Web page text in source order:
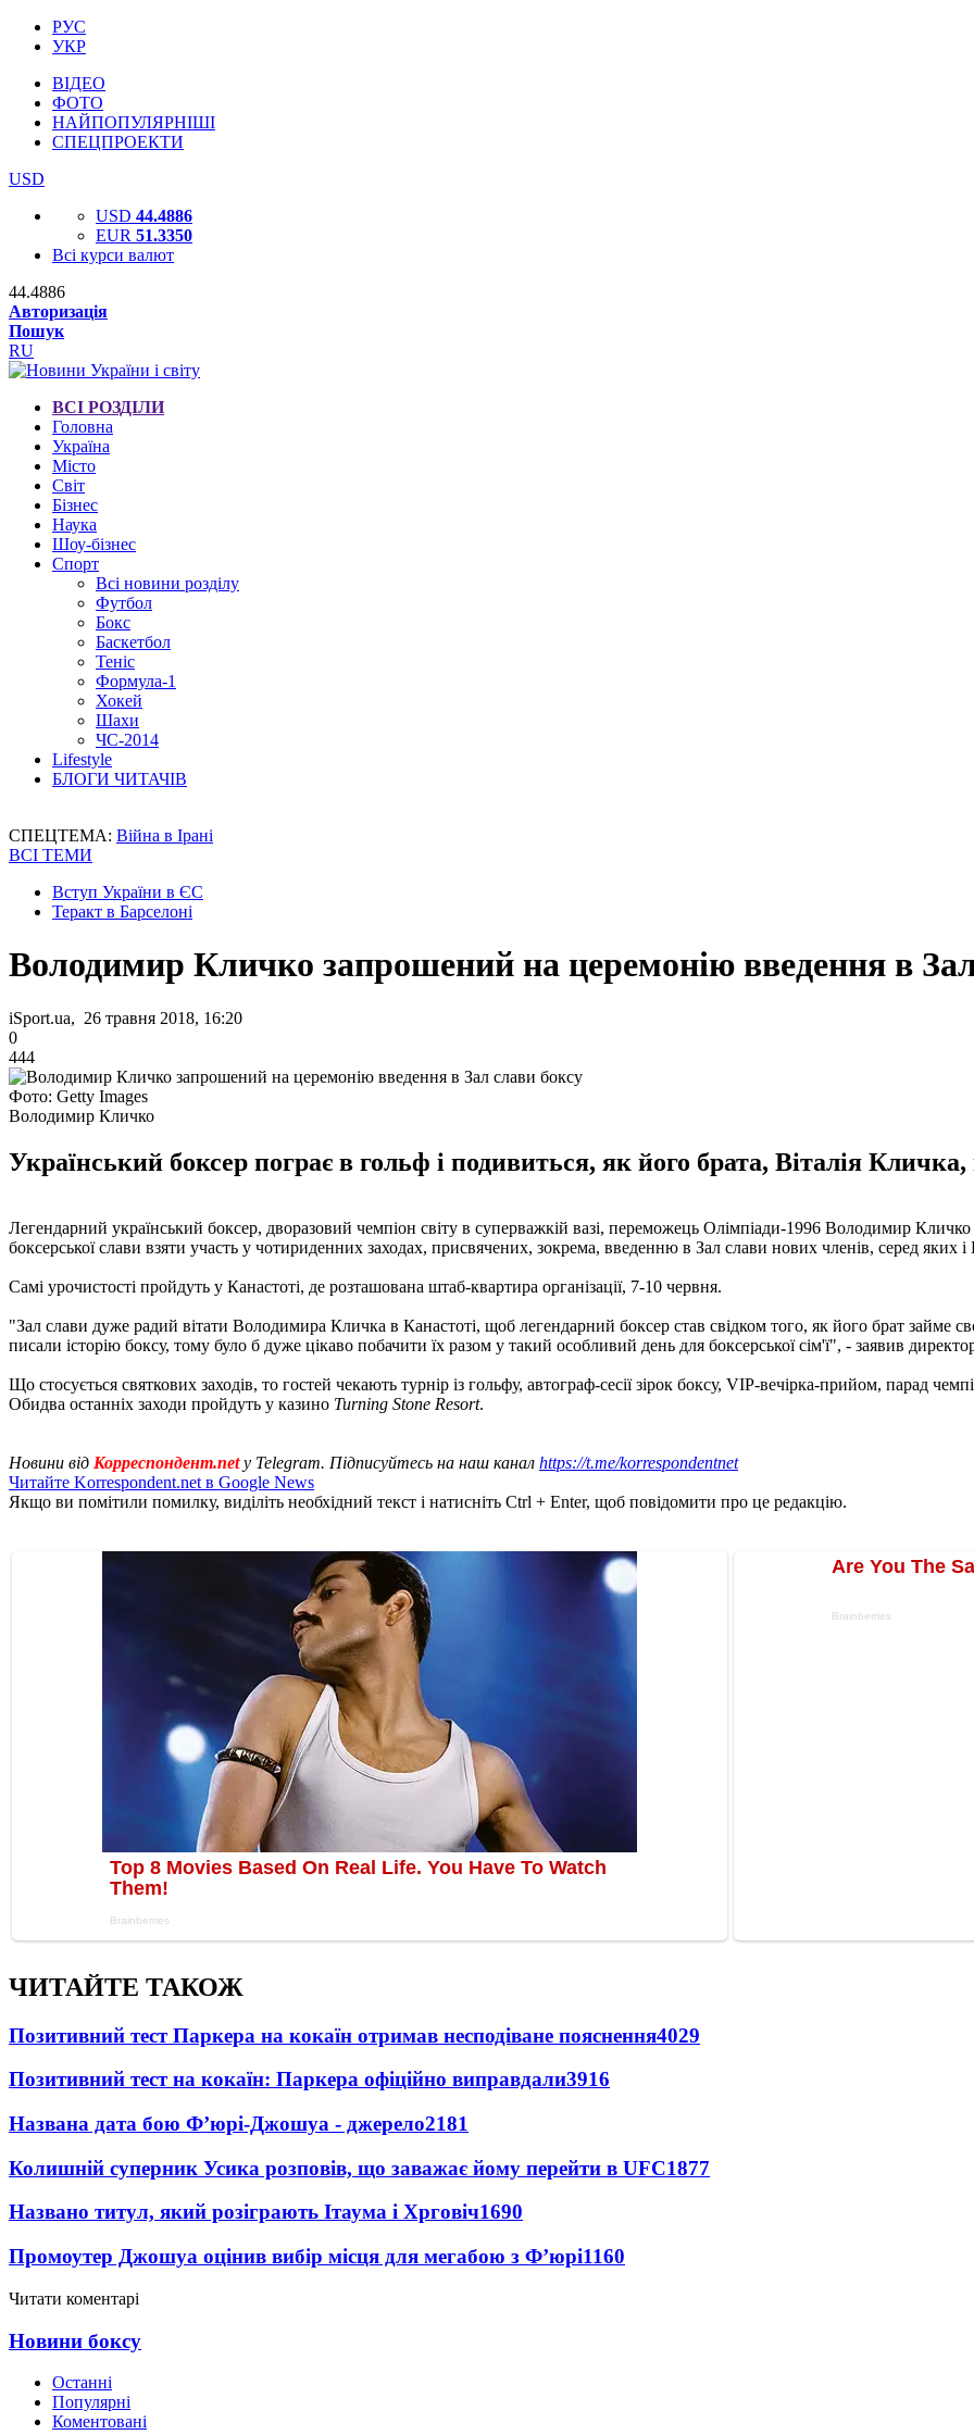
РУС
УКР
ВІДЕО
ФОТО
НАЙПОПУЛЯРНІШІ
СПЕЦПРОЕКТИ
USD
USD 44.4886
EUR 51.3350
Всі курси валют
44.4886
Авторизація
Пошук
RU
ВСІ РОЗДІЛИ
Головна
Україна
Місто
Світ
Бізнес
Наука
Шоу-бізнес
Спорт
Всі новини розділу
Футбол
Бокс
Баскетбол
Теніс
Формула-1
Хокей
Шахи
ЧС-2014
Lifestyle
БЛОГИ ЧИТАЧІВ
СПЕЦТЕМА: Війна в Ірані
ВСІ ТЕМИ
Вступ України в ЄС
Теракт в Барселоні
Володимир Кличко запрошений на церемонію введення в
iSport.ua, 26 травня 2018, 16:20
0
444
Фото: Getty Images
Володимир Кличко
Український боксер пограє в гольф і подивиться, як його брата, Віталія
Легендарний український боксер, дворазовий чемпіон світу в суперважкій вазі, переможець Олімпіади-1996 Володимир
боксерської слави взяти участь у чотириденних заходах, присвячених, зокрема, введенню в Зал слави нових членів, серед яких і
Самі урочистості пройдуть у Канастоті, де розташована штаб-квартира організації, 7-10 червня.
"Зал слави дуже радий вітати Володимира Кличка в Канастоті, щоб легендарний боксер став свідком того, як його брат займе
писали історію боксу, тому було б дуже цікаво побачити їх разом у такий особливий день для боксерської сім'ї", - заявив
Що стосується святкових заходів, то гостей чекають турнір із гольфу, автограф-сесії зірок боксу, VIP-вечірка-прийом, парад
Обидва останніх заходи пройдуть у казино Turning Stone Resort.
Новини від Корреспондент.netу Telegram. Підписуйтесь на наш канал https://t.me/korrespondentnet
Читайте Korrespondent.net в Google News
Якщо ви помітили помилку, виділіть необхідний текст і натисніть Ctrl + Enter, щоб повідомити про це редакцію.
ЧИТАЙТЕ ТАКОЖ
Позитивний тест Паркера на кокаїн отримав несподіване пояснення4029
Позитивний тест на кокаїн: Паркера офіційно виправдали3916
Названа дата бою Ф’юрі-Джошуа - джерело2181
Колишній суперник Усика розповів, що заважає йому перейти в UFC1877
Названо титул, який розіграють Ітаума і Хрговіч1690
Промоутер Джошуа оцінив вибір місця для мегабою з Ф’юрі1160
Читати коментарі
Новини боксу
Останні
Популярні
Коментовані